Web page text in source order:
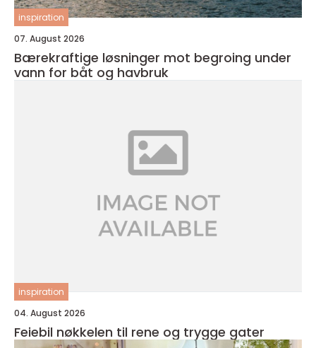
inspiration
07. August 2026
Bærekraftige løsninger mot begroing under
vann for båt og havbruk
inspiration
04. August 2026
Feiebil nøkkelen til rene og trygge gater